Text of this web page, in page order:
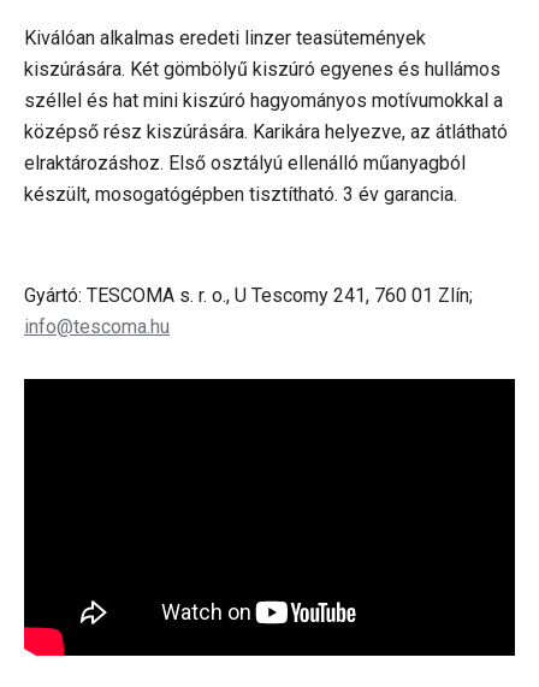
Kiválóan alkalmas eredeti linzer teasütemények
kiszúrására. Két gömbölyű kiszúró egyenes és hullámos
széllel és hat mini kiszúró hagyományos motívumokkal a
középső rész kiszúrására. Karikára helyezve, az átlátható
elraktározáshoz. Első osztályú ellenálló műanyagból
készült, mosogatógépben tisztítható. 3 év garancia.
Gyártó: TESCOMA s. r. o., U Tescomy 241, 760 01 Zlín;
info@tescoma.hu